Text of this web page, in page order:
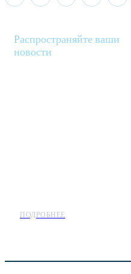
Распространяйте ваши
новости
ПОДРОБНЕЕ